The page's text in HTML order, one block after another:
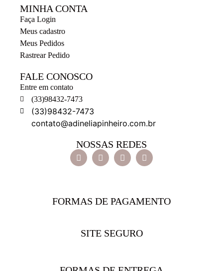
MINHA CONTA
Faça Login
Meus cadastro
Meus Pedidos
Rastrear Pedido
FALE CONOSCO
Entre em contato
(33)98432-7473
(33)98432-7473
contato@adineliapinheiro.com.br
NOSSAS REDES
FORMAS DE PAGAMENTO
SITE SEGURO